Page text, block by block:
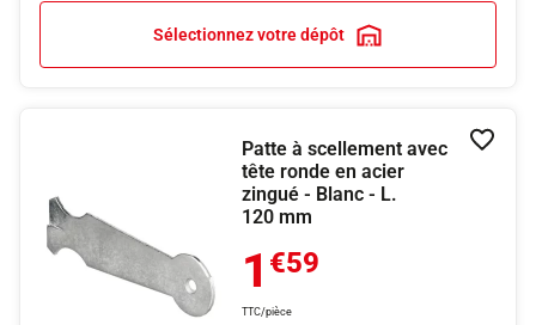
Sélectionnez votre dépôt
Patte à scellement avec
tête ronde en acier
zingué - Blanc - L.
120 mm
1 €59
TTC/pièce